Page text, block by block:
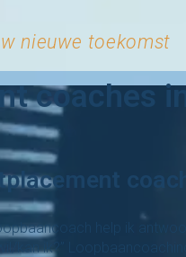
nieuwe toekomst
coaches
help ik
kan ik?”